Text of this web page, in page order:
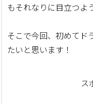
もそれなりに目立つよ
そこで今回、初めてド
たいと思います！
ス